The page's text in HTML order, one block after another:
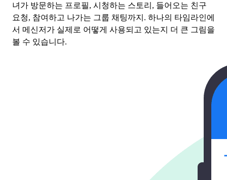
녀가 방문하는 프로필, 시청하는 스토리, 들어오는 친구
요청, 참여하고 나가는 그룹 채팅까지. 하나의 타임라인에
서 메신저가 실제로 어떻게 사용되고 있는지 더 큰 그림을
볼 수 있습니다.